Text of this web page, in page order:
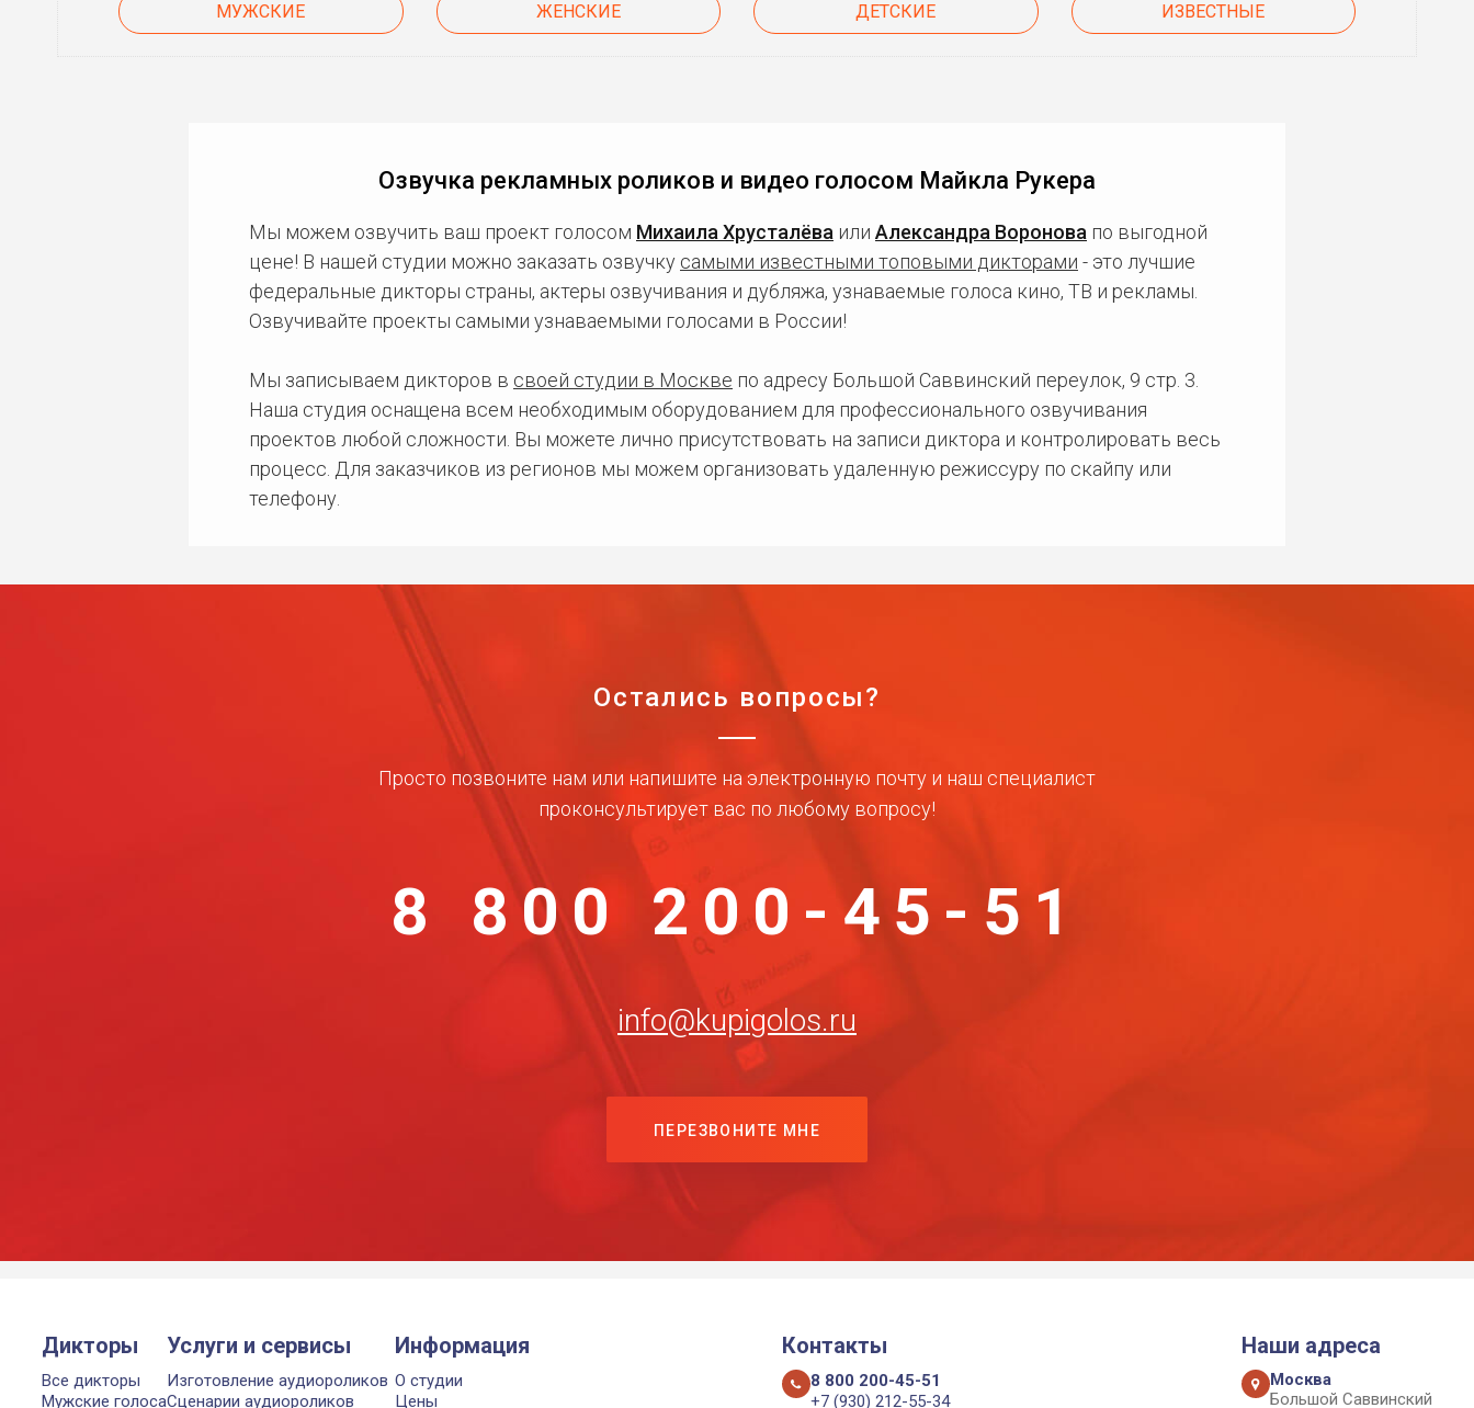
МУЖСКИЕ ЖЕНСКИЕ ДЕТСКИЕ ИЗВЕСТНЫЕ
Озвучка рекламных роликов и видео голосом Майкла Рукера
Мы можем озвучить ваш проект голосом Михаила Хрусталёва или Александра Воронова по выгодной
цене! В нашей студии можно заказать озвучку самыми известными топовыми дикторами - это лучшие
федеральные дикторы страны, актеры озвучивания и дубляжа, узнаваемые голоса кино, ТВ и рекламы.
Озвучивайте проекты самыми узнаваемыми голосами в России!
Мы записываем дикторов в своей студии в Москве по адресу Большой Саввинский переулок, 9 стр. 3.
Наша студия оснащена всем необходимым оборудованием для профессионального озвучивания
проектов любой сложности. Вы можете лично присутствовать на записи диктора и контролировать весь
процесс. Для заказчиков из регионов мы можем организовать удаленную режиссуру по скайпу или
телефону.
Остались вопросы?
Просто позвоните нам или напишите на электронную почту и наш специалист
проконсультирует вас по любому вопросу!
8 800 200-45-51
info@kupigolos.ru
ПЕРЕЗВОНИТЕ МНЕ
Дикторы
Все дикторы
Мужские голоса
Услуги и сервисы
Изготовление аудиороликов
Сценарии аудиороликов
Информация
О студии
Цены
Контакты
8 800 200-45-51
+7 (930) 212-55-34
Наши адреса
Москва
Большой Саввинский